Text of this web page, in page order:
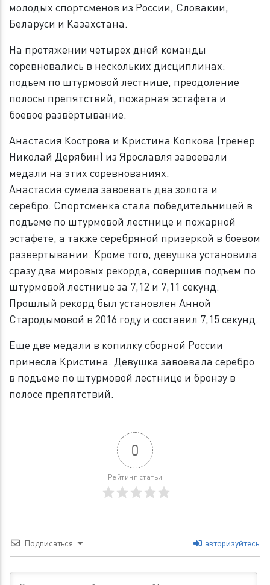
молодых спортсменов из России, Словакии,
Беларуси и Казахстана.
На протяжении четырех дней команды
соревновались в нескольких дисциплинах:
подъем по штурмовой лестнице, преодоление
полосы препятствий, пожарная эстафета и
боевое развёртывание.
Анастасия Кострова и Кристина Копкова (тренер
Николай Дерябин) из Ярославля завоевали
медали на этих соревнованиях.
Анастасия сумела завоевать два золота и
серебро. Спортсменка стала победительницей в
подъеме по штурмовой лестнице и пожарной
эстафете, а также серебряной призеркой в боевом
развертывании. Кроме того, девушка установила
сразу два мировых рекорда, совершив подъем по
штурмовой лестнице за 7,12 и 7,11 секунд.
Прошлый рекорд был установлен Анной
Стародымовой в 2016 году и составил 7,15 секунд.
Еще две медали в копилку сборной России
принесла Кристина. Девушка завоевала серебро
в подъеме по штурмовой лестнице и бронзу в
полосе препятствий.
0
Рейтинг статьи
Подписаться авторизуйтесь